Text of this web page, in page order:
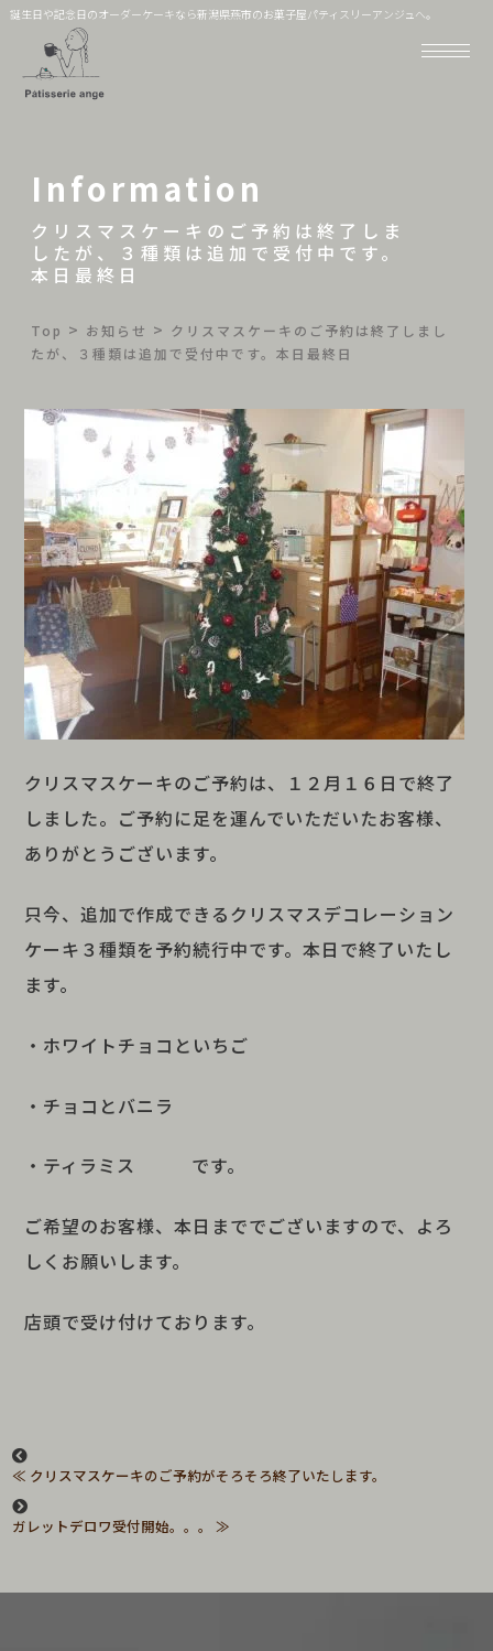
誕生日や記念日のオーダーケーキなら新潟県燕市のお菓子屋パティスリーアンジュへ。
Information
クリスマスケーキのご予約は終了しま
したが、３種類は追加で受付中です。
本日最終日
Top > お知らせ > クリスマスケーキのご予約は終了しまし
たが、３種類は追加で受付中です。本日最終日
クリスマスケーキのご予約は、１２月１６日で終了
しました。ご予約に足を運んでいただいたお客様、
ありがとうございます。
只今、追加で作成できるクリスマスデコレーション
ケーキ３種類を予約続行中です。本日で終了いたし
ます。
・ホワイトチョコといちご
・チョコとバニラ
・ティラミス です。
ご希望のお客様、本日まででございますので、よろ
しくお願いします。
店頭で受け付けております。
クリスマスケーキのご予約がそろそろ終了いたします。
ガレットデロワ受付開始。。。